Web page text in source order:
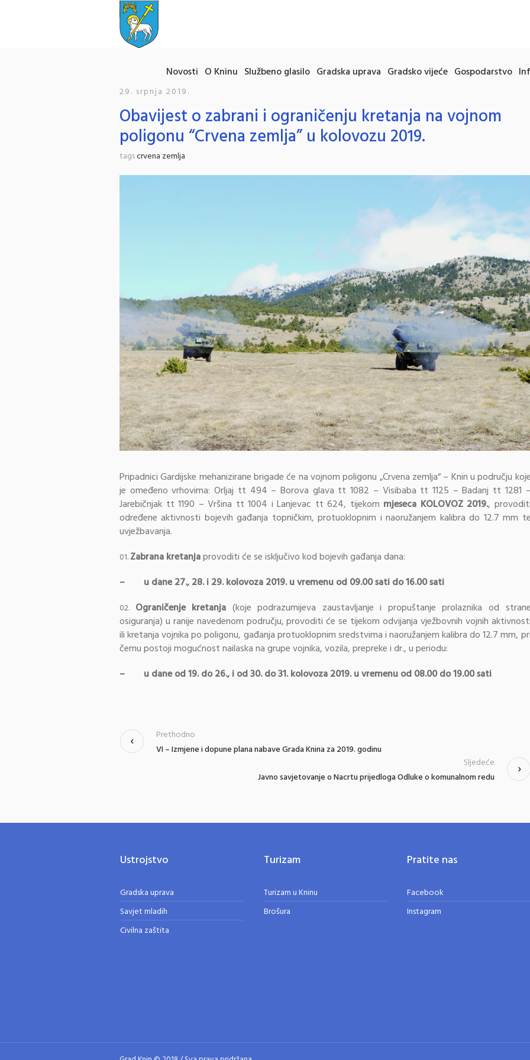
Novosti O Kninu Službeno glasilo Gradska uprava Gradsko vijeće Gospodarstvo
29. srpnja 2019.
Obavijest o zabrani i ograničenju kretanja na vojnom
poligonu “Crvena zemlja” u kolovozu 2019.
tagscrvena zemlja
Pripadnici Gardijske mehanizirane brigade će na vojnom poligonu „Crvena zemlja“ – Knin u području koje
je omeđeno vrhovima: Orljaj tt 494 – Borova glava tt 1082 – Visibaba tt 1125 – Badanj tt 1281 –
Jarebičnjak tt 1190 – Vršina tt 1004 i Lanjevac tt 624, tijekom mjeseca KOLOVOZ 2019., provoditi
određene aktivnosti bojevih gađanja topničkim, protuoklopnim i naoružanjem kalibra do 12.7 mm te
uvježbavanja.
Zabrana kretanjaprovoditi će se isključivo kod bojevih gađanja dana:
– u dane 27., 28. i 29. kolovoza 2019. u vremenu od 09.00 sati do 16.00 sati
Ograničenje kretanja (koje podrazumijeva zaustavljanje i propuštanje prolaznika od strane
osiguranja) u ranije navedenom području, provoditi će se tijekom odvijanja vježbovnih vojnih aktivnosti
ili kretanja vojnika po poligonu, gađanja protuoklopnim sredstvima i naoružanjem kalibra do 12.7 mm, pri
čemu postoji mogućnost nailaska na grupe vojnika, vozila, prepreke i dr., u periodu:
– u dane od 19. do 26., i od 30. do 31. kolovoza 2019. u vremenu od 08.00 do 19.00 sati
VI – Izmjene i dopune plana nabave Grada Knina za 2019. godinu
Prethodno
Javno savjetovanje o Nacrtu prijedloga Odluke o komunalnom redu
Sljedeće
Ustrojstvo
Gradska uprava
Savjet mladih
Civilna zaštita
Turizam
Turizam u Kninu
Brošura
Pratite nas
Facebook
Instagram